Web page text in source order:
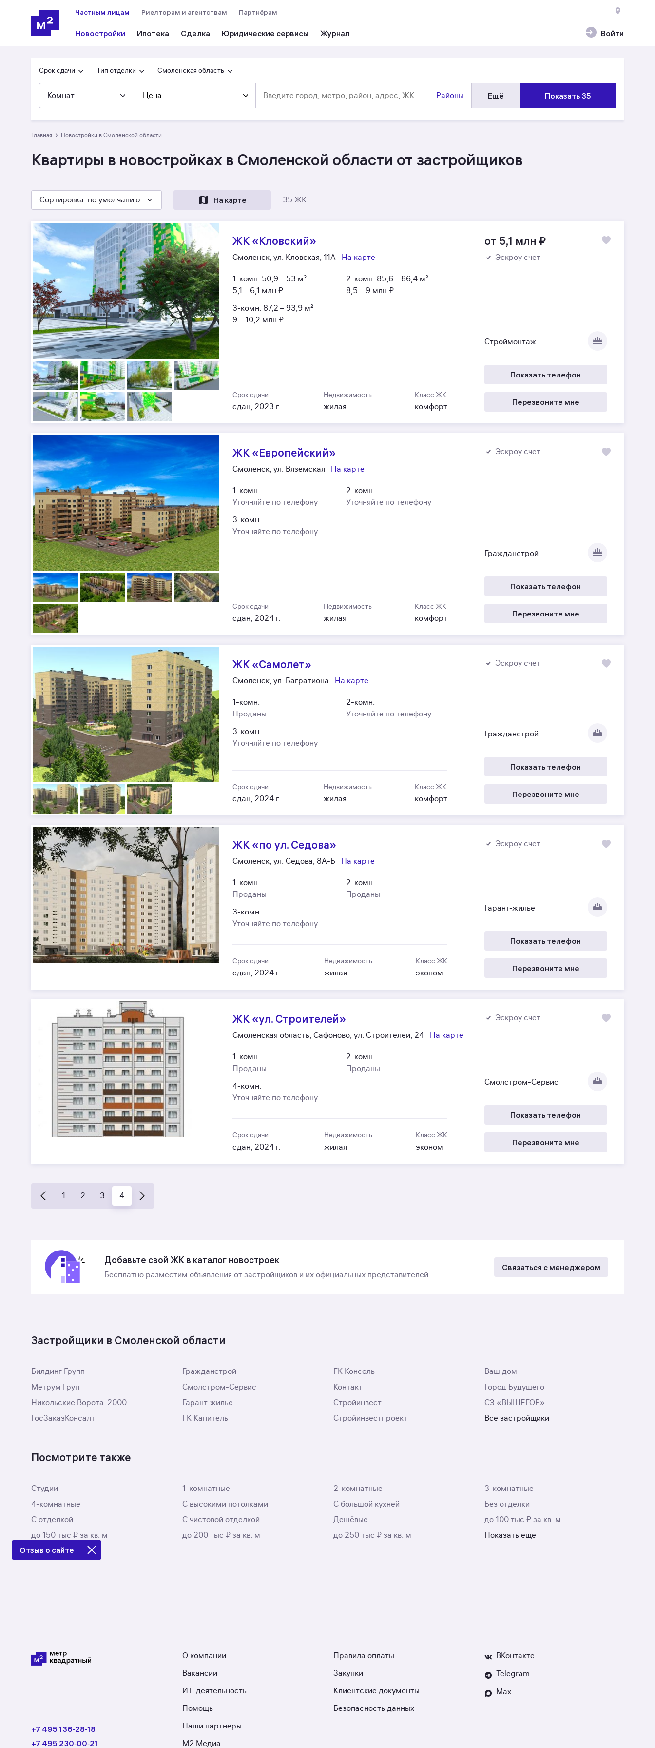
Войти
Частным лицам
Новостройки Ипотека Сделка Юридические сервисы
Риелторам и агентствам Партнёрам
Срок сдачи Тип отделки Смоленская область
Комнат Цена Районы Ещё Показать 35
Главная › Новостройки в Смоленской области
Квартиры в новостройках в Смоленской области от застройщиков
Сортировка: по умолчанию На карте 35 ЖК
ЖК «Кловский»
Смоленск, ул. Кловская, 11А На карте
1-комн. 50,9 – 53 м²
5,1 – 6,1 млн ₽
2-комн. 85,6 – 86,4 м²
8,5 – 9 млн ₽
3-комн. 87,2 – 93,9 м²
9 – 10,2 млн ₽
Срок сдачи
сдан, 2023 г.
Недвижимость
жилая
Класс ЖК
комфорт
от 5,1 млн ₽
Эскроу счет
Строймонтаж
Показать телефон
Перезвоните мне
ЖК «Европейский»
Смоленск, ул. Вяземская На карте
1-комн.
Уточняйте по телефону
2-комн.
Уточняйте по телефону
3-комн.
Уточняйте по телефону
Срок сдачи
сдан, 2024 г.
Недвижимость
жилая
Класс ЖК
комфорт
Эскроу счет
Гражданстрой
Показать телефон
Перезвоните мне
ЖК «Самолет»
Смоленск, ул. Багратиона На карте
1-комн.
Проданы
2-комн.
Уточняйте по телефону
3-комн.
Уточняйте по телефону
Срок сдачи
сдан, 2024 г.
Недвижимость
жилая
Класс ЖК
комфорт
Эскроу счет
Гражданстрой
Показать телефон
Перезвоните мне
ЖК «по ул. Седова»
Смоленск, ул. Седова, 8А-Б На карте
1-комн.
Проданы
2-комн.
Проданы
3-комн.
Уточняйте по телефону
Срок сдачи
сдан, 2024 г.
Недвижимость
жилая
Класс ЖК
эконом
Эскроу счет
Гарант-жилье
Показать телефон
Перезвоните мне
ЖК «ул. Строителей»
Смоленская область, Сафоново, ул. Строителей, 24 На карте
1-комн.
Проданы
2-комн.
Проданы
4-комн.
Уточняйте по телефону
Срок сдачи
сдан, 2024 г.
Недвижимость
жилая
Класс ЖК
эконом
Эскроу счет
Смолстром-Сервис
Показать телефон
Перезвоните мне
1 2 3 4
Добавьте свой ЖК в каталог новостроек
Бесплатно разместим объявления от застройщиков и их официальных представителей
Связаться с менеджером
Застройщики в Смоленской области
Билдинг Групп Гражданстрой ГК Консоль
Ваш дом
Метрум Груп
Смолстром-Сервис Контакт
Город Будущего
Никольские Ворота-2000
Гарант-жилье Стройинвест
СЗ «ВЫШЕГОР»
ГосЗаказКонсалт
ГК Капитель Стройинвестпроект Все застройщики
Посмотрите также
Студии 1-комнатные 2-комнатные
3-комнатные
4-комнатные
С высокими потолками С большой кухней
Без отделки
С отделкой
С чистовой отделкой Дешёвые
до 100 тыс ₽ за кв. м
до 150 тыс ₽ за кв. м
до 200 тыс ₽ за кв. м до 250 тыс ₽ за кв. м
Показать ещё
Отзыв о сайте
+7 495 136‑28‑18
+7 495 230‑00‑21
О компании
Вакансии
ИТ-деятельность
Помощь
Наши партнёры
М2 Медиа
Правила оплаты
Закупки
Клиентские документы
Безопасность данных
ВКонтакте
Telegram
Max